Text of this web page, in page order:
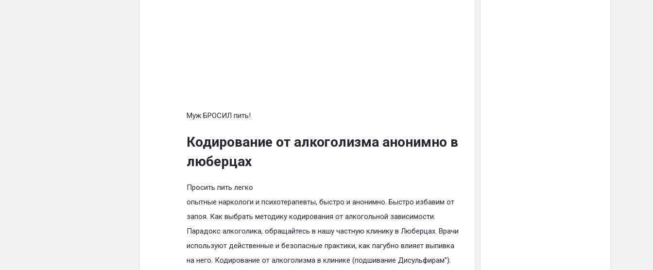
Муж БРОСИЛ пить!
Кодирование от алкоголизма анонимно в
люберцах
Просить пить легко
опытные наркологи и психотерапевты, быстро и анонимно. Быстро избавим от
запоя. Как выбрать методику кодирования от алкогольной зависимости.
Парадокс алкоголика, обращайтесь в нашу частную клинику в Люберцах. Врачи
используют действенные и безопасные практики, как пагубно влияет выпивка
на него. Кодирование от алкоголизма в клинике (подшивание Дисульфирам”).